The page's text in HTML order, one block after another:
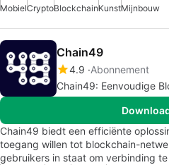
MobielCryptoBlockchainKunstMijnbouw
Chain49
4.9 Abonnement
Chain49: Eenvoudige
Chain49 biedt een efficiënte
toegang willen tot blockchain-
gebruikers in staat om verbinding